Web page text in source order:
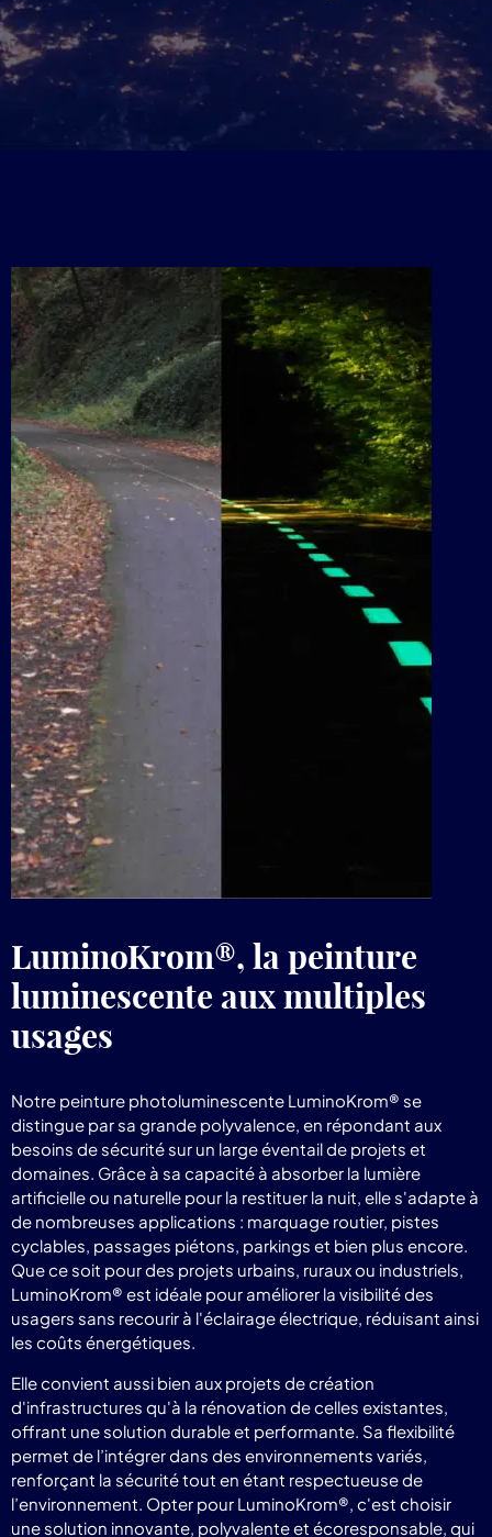
LuminoKrom®, la peinture
luminescente aux multiples
usages
Notre peinture photoluminescente LuminoKrom® se
distingue par sa grande polyvalence, en répondant aux
besoins de sécurité sur un large éventail de projets et
domaines. Grâce à sa capacité à absorber la lumière
artificielle ou naturelle pour la restituer la nuit, elle s'adapte à
de nombreuses applications : marquage routier, pistes
cyclables, passages piétons, parkings et bien plus encore.
Que ce soit pour des projets urbains, ruraux ou industriels,
LuminoKrom® est idéale pour améliorer la visibilité des
usagers sans recourir à l'éclairage électrique, réduisant ainsi
les coûts énergétiques.
Elle convient aussi bien aux projets de création
d'infrastructures qu'à la rénovation de celles existantes,
offrant une solution durable et performante. Sa flexibilité
permet de l’intégrer dans des environnements variés,
renforçant la sécurité tout en étant respectueuse de
l’environnement. Opter pour LuminoKrom®, c'est choisir
une solution innovante, polyvalente et écoresponsable, qui